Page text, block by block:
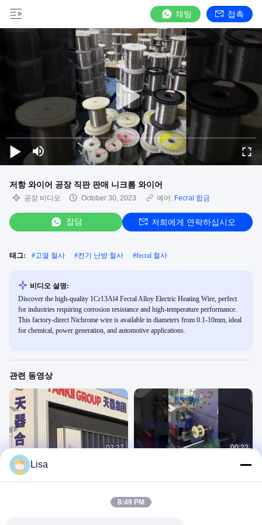
채팅 접촉
저항 와이어 공장 직판 판매 니크롬 와이어
공장 비디오 October 30, 2023 예어: Fecral 합금
잡담 저희에게 연락하십시오
태그: #고열 철사 #전기 난방 철사 #fecral 철사
비디오 설명:
Discover the high-quality 1Cr13Al4 Fecral Alloy Electric Heating Wire, perfect
for industries requiring corrosion resistance and high-temperature performance.
This factory-direct Nichrome wire is available in diameters from 0.1-10mm, ideal
for chemical, power generation, and automotive applications.
관련 동영상
02:27
신설 공장
공장 비디오
00:22
Lisa
8:49 PM